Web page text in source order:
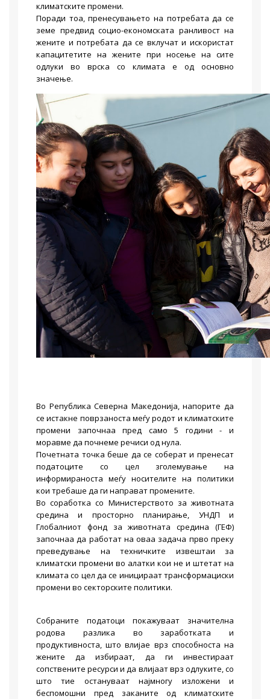
климатските промени.
Поради тоа, пренесувањето на потребата да се
земе предвид социо-економската ранливост на
жените и потребата да се вклучат и искористат
капацитетите на жените при носење на сите
одлуки во врска со климата е од основно
значење.
Во Република Северна Македонија, напорите да
се истакне поврзаноста меѓу родот и климатските
промени започнаа пред само 5 години - и
моравме да почнеме речиси од нула.
Почетната точка беше да се соберат и пренесат
податоците со цел зголемување на
информираноста меѓу носителите на политики
кои требаше да ги направат промените.
Во соработка со Министерството за животната
средина и просторно планирање, УНДП и
Глобалниот фонд за животната средина (ГЕФ)
започнаа да работат на оваа задача прво преку
преведување на техничките извештаи за
климатски промени во алатки кои не и штетат на
климата со цел да се иницираат трансформациски
промени во секторските политики.
Собраните податоци покажуваат значителна
родова разлика во заработката и
продуктивноста, што влијае врз способноста на
жените да избираат, да ги инвестираат
сопствените ресурси и да влијаат врз одлуките, со
што тие остануваат најмногу изложени и
беспомошни пред заканите од климатските